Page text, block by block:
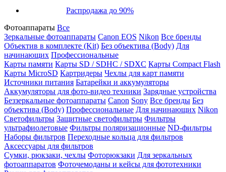
Распродажа до 90%
Фотоаппараты Все
Зеркальные фотоаппараты Canon EOS Nikon Все бренды
Объектив в комплекте (Kit) Без объектива (Body) Для
начинающих Профессиональные
Карты памяти Карты SD / SDHC / SDXC Карты Compact Flash
Карты MicroSD Картридеры Чехлы для карт памяти
Источники питания Батарейки и аккумуляторы
Аккумуляторы для фото-видео техники Зарядные устройства
Беззеркальные фотоаппараты Canon Sony Все бренды Без
объектива (Body) Профессиональные Для начинающих Nikon
Светофильтры Защитные светофильтры Фильтры
ультрафиолетовые Фильтры поляризационные ND-фильтры
Наборы фильтров Переходные кольца для фильтров
Аксессуары для фильтров
Сумки, рюкзаки, чехлы Фоторюкзаки Для зеркальных
фотоаппаратов Фоточемоданы и кейсы для фототехники